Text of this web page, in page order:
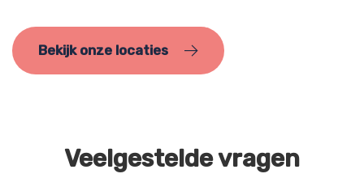
Bekijk onze locaties
Veelgestelde vragen